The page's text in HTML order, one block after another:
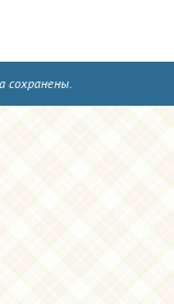
сохранены.